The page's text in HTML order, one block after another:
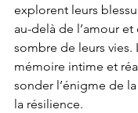
explorent leurs
au-delà de l’amour
sombre de leurs vies.
mémoire intime et
sonder l’énigme de
la résilience.